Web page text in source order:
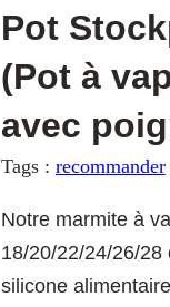
Pot
(Pot à
avec
Tags : recommander
Notre marmite à
18/20/22/24/26/
silicone